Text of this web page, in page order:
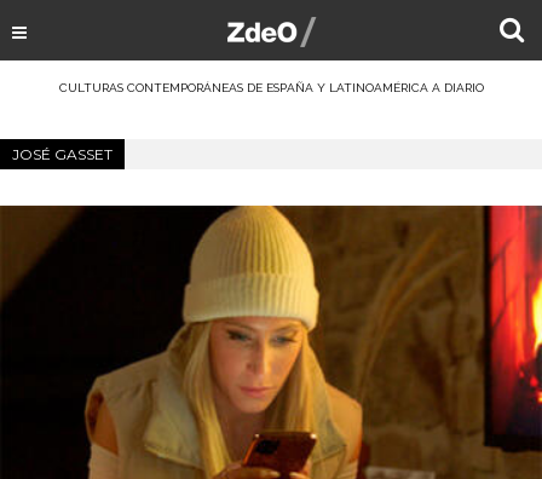
CULTURAS CONTEMPORÁNEAS DE ESPAÑA Y LATINOAMÉRICA A DIARIO
JOSÉ GASSET